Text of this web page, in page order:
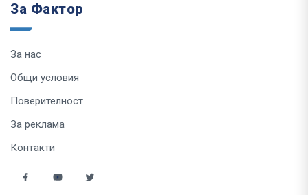
За Фактор
За нас
Общи условия
Поверителност
За реклама
Контакти